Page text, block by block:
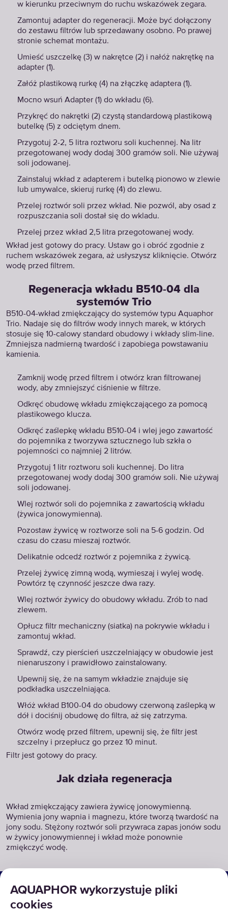
w kierunku przeciwnym do ruchu wskazówek zegara.
Zamontuj adapter do regeneracji. Może być dołączony
do zestawu filtrów lub sprzedawany osobno. Po prawej
stronie schemat montażu.
Umieść uszczelkę (3) w nakrętce (2) i nałóż nakrętkę na
adapter (1).
Załóż plastikową rurkę (4) na złączkę adaptera (1).
Mocno wsuń Adapter (1) do wkładu (6).
Przykręć do nakrętki (2) czystą standardową plastikową
butelkę (5) z odciętym dnem.
Przygotuj 2-2, 5 litra roztworu soli kuchennej. Na litr
przegotowanej wody dodaj 300 gramów soli. Nie używaj
soli jodowanej.
Zainstaluj wkład z adapterem i butelką pionowo w zlewie
lub umywalce, skieruj rurkę (4) do zlewu.
Przelej roztwór soli przez wkład. Nie pozwól, aby osad z
rozpuszczania soli dostał się do wkladu.
Przelej przez wkład 2,5 litra przegotowanej wody.
Wkład jest gotowy do pracy. Ustaw go i obróć zgodnie z
ruchem wskazówek zegara, aż usłyszysz kliknięcie. Otwórz
wodę przed filtrem.
Regeneracja wkładu B510-04 dla
systemów Trio
B510-04-wkład zmiękczający do systemów typu Aquaphor
Trio. Nadaje się do filtrów wody innych marek, w których
stosuje się 10-calowy standard obudowy i wkłady slim-line.
Zmniejsza nadmierną twardość i zapobiega powstawaniu
kamienia.
Zamknij wodę przed filtrem i otwórz kran filtrowanej
wody, aby zmniejszyć ciśnienie w filtrze.
Odkręć obudowę wkładu zmiękczającego za pomocą
plastikowego klucza.
Odkręć zaślepkę wkładu B510-04 i wlej jego zawartość
do pojemnika z tworzywa sztucznego lub szkła o
pojemności co najmniej 2 litrów.
Przygotuj 1 litr roztworu soli kuchennej. Do litra
przegotowanej wody dodaj 300 gramów soli. Nie używaj
soli jodowanej.
Wlej roztwór soli do pojemnika z zawartością wkładu
(żywica jonowymienna).
Pozostaw żywicę w roztworze soli na 5-6 godzin. Od
czasu do czasu mieszaj roztwór.
Delikatnie odcedź roztwór z pojemnika z żywicą.
Przelej żywicę zimną wodą, wymieszaj i wylej wodę.
Powtórz tę czynność jeszcze dwa razy.
Wlej roztwór żywicy do obudowy wkładu. Zrób to nad
zlewem.
Opłucz filtr mechaniczny (siatka) na pokrywie wkładu i
zamontuj wkład.
Sprawdź, czy pierścień uszczelniający w obudowie jest
nienaruszony i prawidłowo zainstalowany.
Upewnij się, że na samym wkładzie znajduje się
podkładka uszczelniająca.
Włóż wkład B100-04 do obudowy czerwoną zaślepką w
dół i dociśnij obudowę do filtra, aż się zatrzyma.
Otwórz wodę przed filtrem, upewnij się, że filtr jest
szczelny i przepłucz go przez 10 minut.
Filtr jest gotowy do pracy.
Jak działa regeneracja
Wkład zmiękczający zawiera żywicę jonowymienną.
Wymienia jony wapnia i magnezu, które tworzą twardość na
jony sodu. Stężony roztwór soli przywraca zapas jonów sodu
w żywicy jonowymiennej i wkład może ponownie
zmiękczyć wodę.
AQUAPHOR wykorzystuje pliki
cookies
PRODUKTY